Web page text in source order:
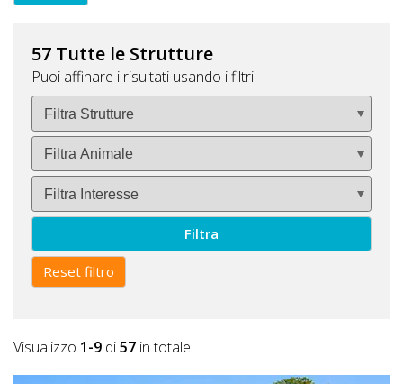
57 Tutte le Strutture
Puoi affinare i risultati usando i filtri
Filtra
Reset filtro
Visualizzo 1-9 di57 in totale